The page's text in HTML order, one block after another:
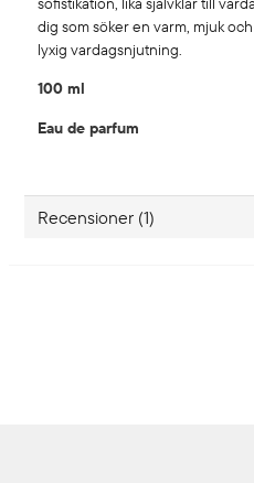
dig som söker en varm, mjuk
lyxig vardagsnjutning.
100 ml
Eau de parfum
Recensioner (1)